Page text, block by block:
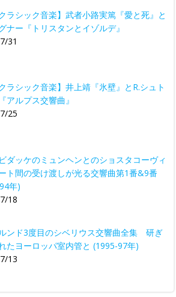
ラシック音楽】武者小路実篤『愛と死』と
ナー『トリスタンとイゾルデ』
31
クラシック音楽】井上靖『氷壁』とR.シュト
アルプス交響曲』
25
ダッケのミュンヘンとのショスタコーヴィ
間の受け渡しが光る交響曲第1番&9番
年)
18
ンド3度目のシベリウス交響曲全集 研ぎ
たヨーロッパ室内管と (1995-97年)
13